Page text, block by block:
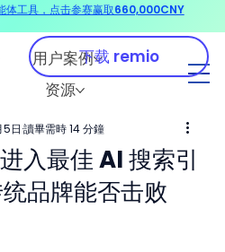
用户案例
资源
下载 remio
入最佳 AI 搜索引
品牌能否击败
5日 讀畢需時 14 分鐘
体工具，点击参赛赢取660,000CNY